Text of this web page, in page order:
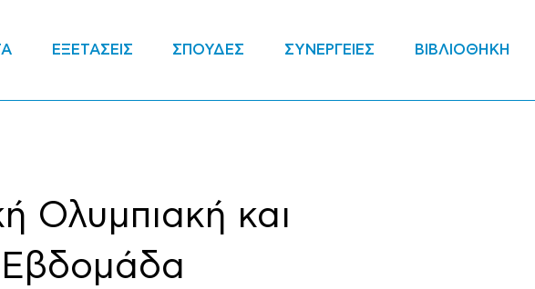
ΕΞΕΤΑΣΕΙΣ ΣΠΟΥΔΕΣ ΣΥΝΕΡΓΕΙΕΣ ΒΙΒΛΙΟΘΗΚΗ
Ολυμπιακή και